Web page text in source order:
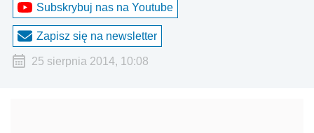
Subskrybuj nas na Youtube
Zapisz się na newsletter
25 sierpnia 2014, 10:08